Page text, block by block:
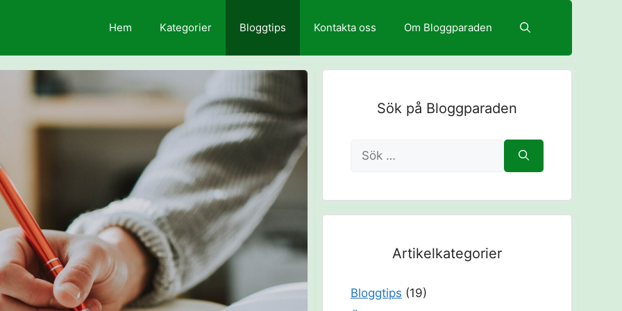
Hem Kategorier Bloggtips Kontakta oss Om Bloggparaden
Sök på Bloggparaden
Sök
efter:
Artikelkategorier
Bloggtips (19)